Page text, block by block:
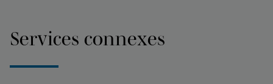
Services connexes